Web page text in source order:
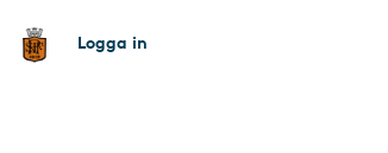
Logga in